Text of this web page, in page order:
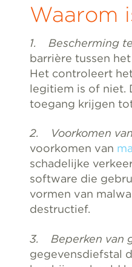
Waarom
1. Bescherming
barrière tussen
Het controleert
legitiem is of niet.
toegang krijgen
2. Voorkomen
voorkomen van
schadelijke
software die
vormen van
destructief.
3. Beperken van
gegevensdiefstal